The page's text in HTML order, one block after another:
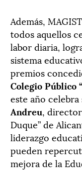
Además,
todos aquellos
labor diaria,
sistema
premios
Colegio Público
este año
Andreu,
Duque” de
liderazgo
pueden
mejora de la